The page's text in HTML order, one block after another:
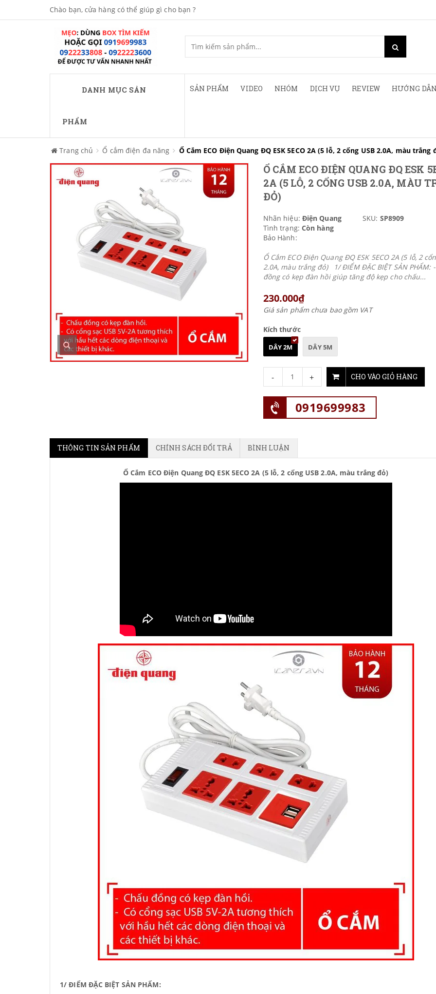
Chào bạn, cửa hàng có thể giúp gì cho bạn ?
DANH MỤC SẢN
PHẨM
SẢN PHẨM VIDEO NHÓM DỊCH VỤ REVIEW HƯỚNG
Trang chủ Ổ cắm điện đa năng Ổ Cắm ECO Điện Quang ĐQ ESK 5ECO 2A (5 lỗ, 2 cổng USB 2.0A, màu trắng
Ổ CẮM ECO ĐIỆN QUANG ĐQ ESK
2A (5 LỖ, 2 CỔNG USB 2.0A, MÀU
ĐỎ)
Nhãn hiệu: Điện Quang SKU: SP8909
Tình trạng: Còn hàng
Bảo Hành:
Ổ Cắm ECO Điện Quang ĐQ ESK 5ECO 2A (5 lỗ, 2
2.0A, màu trắng đỏ) 1/ ĐIỂM ĐẶC BIỆT SẢN PHẨM:
đồng có kẹp đàn hồi giúp tăng độ kẹp cho chấu...
230.000₫
Giá sản phẩm chưa bao gồm VAT
Kích thước
DÂY 2M DÂY 5M
- + CHO VÀO GIỎ HÀNG
0919699983
THÔNG TIN SẢN PHẨM CHÍNH SÁCH ĐỔI TRẢ BÌNH LUẬN
Ổ Cắm ECO Điện Quang ĐQ ESK 5ECO 2A (5 lỗ, 2 cổng USB 2.0A, màu trắng đỏ)
1/ ĐIỂM ĐẶC BIỆT SẢN PHẨM: